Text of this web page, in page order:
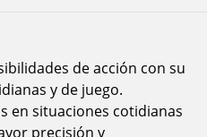
de acción con su
y de juego.
en situaciones cotidianas
precisión y